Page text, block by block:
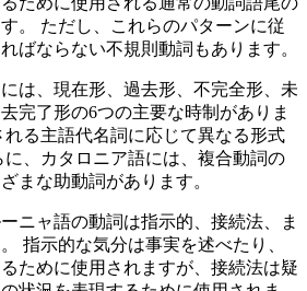
。 ただし、これらのパターンに従
ばならない不規則動詞もあります。
は、現在形、過去形、不完全形、未
完了形の6つの主要な時制がありま
る主語代名詞に応じて異なる形式
に、カタロニア語には、複合動詞の
まな助動詞があります。
ニャ語の動詞は指示的、接続法、ま
指示的な気分は事実を述べたり、
ために使用されますが、接続法は疑